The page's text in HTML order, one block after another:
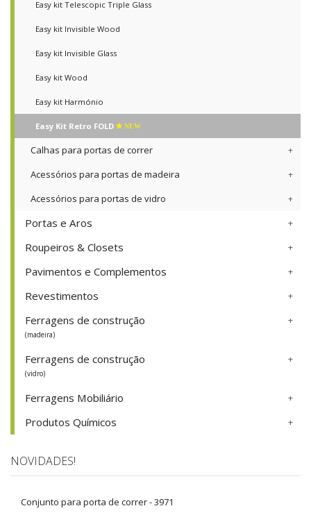
Easy kit Telescopic Triple Glass
Easy kit Invisible Wood
Easy kit Invisible Glass
Easy kit Wood
Easy kit Harmónio
Easy Kit Retro FOLD NEW
Calhas para portas de correr
Acessórios para portas de madeira
Acessórios para portas de vidro
Portas e Aros
Roupeiros & Closets
Pavimentos e Complementos
Revestimentos
Ferragens de construção
(madeira)
Ferragens de construção
(vidro)
Ferragens Mobiliário
Produtos Químicos
NOVIDADES!
Conjunto para porta de correr - 3971